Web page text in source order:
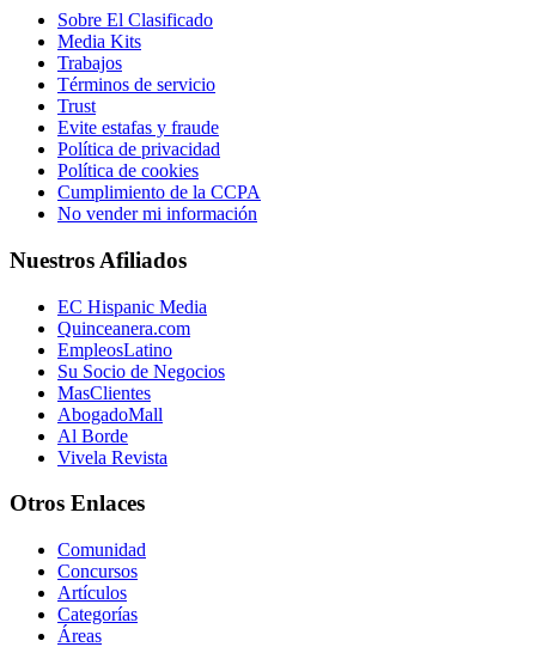
Sobre El Clasificado
Media Kits
Trabajos
Términos de servicio
Trust
Evite estafas y fraude
Política de privacidad
Política de cookies
Cumplimiento de la CCPA
No vender mi información
Nuestros Afiliados
EC Hispanic Media
Quinceanera.com
EmpleosLatino
Su Socio de Negocios
MasClientes
AbogadoMall
Al Borde
Vivela Revista
Otros Enlaces
Comunidad
Concursos
Artículos
Categorías
Áreas